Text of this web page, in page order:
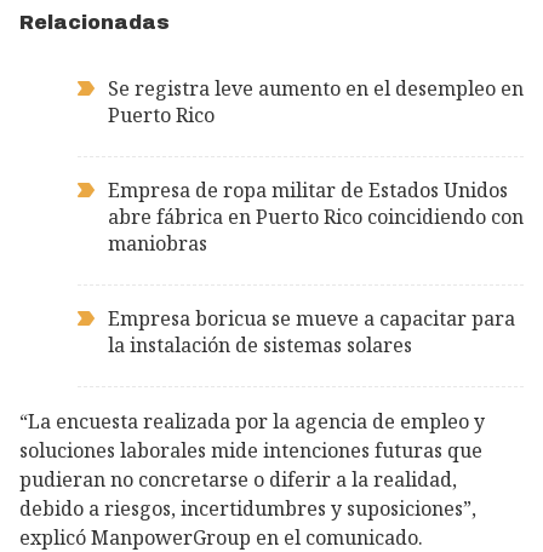
Relacionadas
Se registra leve aumento en el desempleo en
Puerto Rico
Empresa de ropa militar de Estados Unidos
abre fábrica en Puerto Rico coincidiendo con
maniobras
Empresa boricua se mueve a capacitar para
la instalación de sistemas solares
“La encuesta realizada por la agencia de empleo y
soluciones laborales mide intenciones futuras que
pudieran no concretarse o diferir a la realidad,
debido a riesgos, incertidumbres y suposiciones”,
explicó ManpowerGroup en el comunicado.